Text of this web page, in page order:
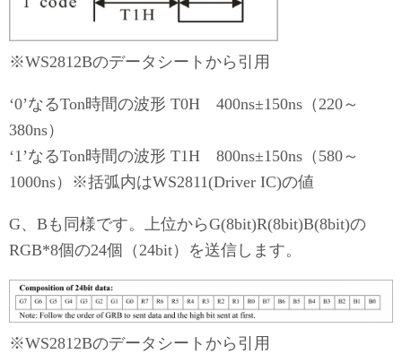
※WS2812Bのデータシートから引用
‘0’なるTon時間の波形 T0H 400ns±150ns（220～
380ns）
‘1’なるTon時間の波形 T1H 800ns±150ns（580～
1000ns）※括弧内はWS2811(Driver IC)の値
G、Bも同様です。上位からG(8bit)R(8bit)B(8bit)の
RGB*8個の24個（24bit）を送信します。
※WS2812Bのデータシートから引用